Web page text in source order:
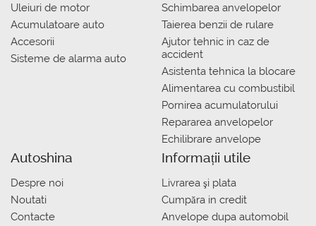
Uleiuri de motor
Acumulatoare auto
Accesorii
Sisteme de alarma auto
Schimbarea anvelopelor
Taierea benzii de rulare
Ajutor tehnic in caz de
accident
Asistenta tehnica la blocare
Alimentarea cu combustibil
Pornirea acumulatorului
Repararea anvelopelor
Echilibrare anvelope
Autoshina
Despre noi
Noutati
Contacte
Informații utile
Livrarea şi plata
Сumpăra in credit
Anvelope dupa automobil